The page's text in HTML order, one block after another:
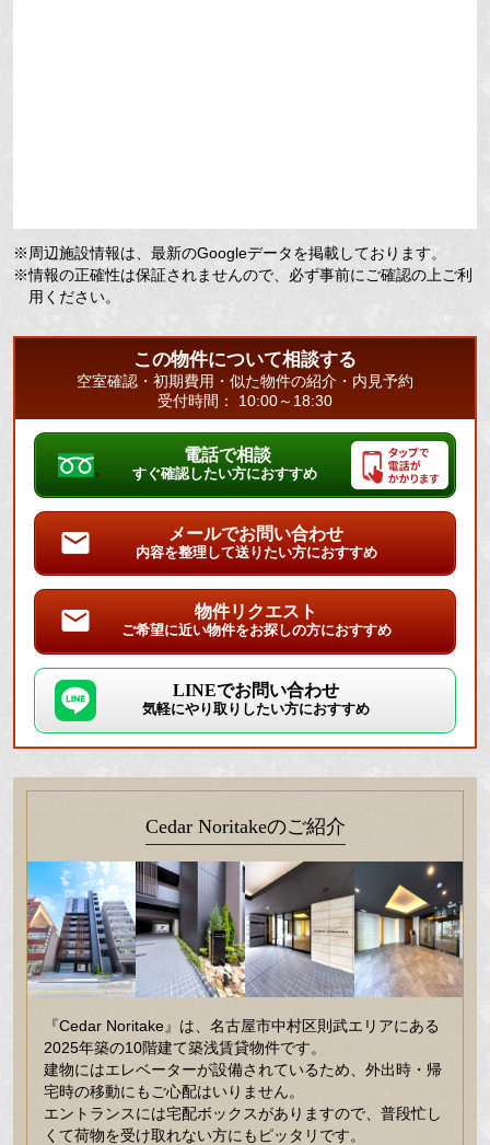
※周辺施設情報は、最新のGoogleデータを掲載しております。
※情報の正確性は保証されませんので、必ず事前にご確認の上ご利
用ください。
この物件について相談する
空室確認・初期費用・似た物件の紹介・内見予約
受付時間： 10:00～18:30
電話で相談
すぐ確認したい方におすすめ
メールでお問い合わせ
内容を整理して送りたい方におすすめ
物件リクエスト
ご希望に近い物件をお探しの方におすすめ
LINEでお問い合わせ
気軽にやり取りしたい方におすすめ
Cedar Noritakeのご紹介
『Cedar Noritake』は、名古屋市中村区則武エリアにある
2025年築の10階建て築浅賃貸物件です。
建物にはエレベーターが設備されているため、外出時・帰
宅時の移動にもご心配はいりません。
エントランスには宅配ボックスがありますので、普段忙し
くて荷物を受け取れない方にもピッタリです。